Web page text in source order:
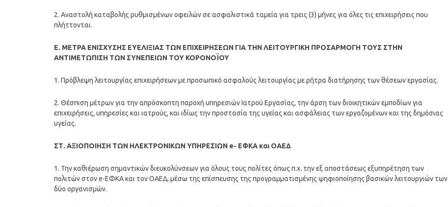
2. Αναστολή καταβολής ρυθμισμένων οφειλών σε ασφαλιστικά ταμεία για τρεις (3) μήνες για όλες τις επιχειρήσεις που
πλήττονται.
Ε. ΜΕΤΡΑ ΕΝΙΣΧΥΣΗΣ ΕΥΕΛΙΞΙΑΣ ΤΩΝ ΕΠΙΧΕΙΡΗΣΕΩΝ ΓΙΑ ΤΗΝ ΛΕΙΤΟΥΡΓΙΚΗ ΠΡΟΣΑΡΜΟΓΗ ΤΟΥΣ ΣΤΗΝ
ΑΝΤΙΜΕΤΩΠΙΣΗ ΤΩΝ ΣΥΝΕΠΕΙΩΝ ΤΟΥ ΚΟΡΟΝΟΪΟΥ
1. Πρόβλεψη λειτουργίας επιχειρήσεων με προσωπικό ασφαλούς λειτουργίας με ρήτρα διατήρησης των θέσεων εργασίας.
2. Θέσπιση μέτρων για την απρόσκοπτη παροχή υπηρεσιών Ιατρού Εργασίας, την άρση των διοικητικών εμποδίων για
επιχειρήσεις, υπηρεσίες και ιατρούς, και ιδίως την προστασία της υγείας και ασφάλειας των εργαζομένων και της δημόσιας
υγείας.
ΣΤ. ΑΞΙΟΠΟΙΗΣΗ ΤΩΝ ΗΛΕΚΤΡΟΝΙΚΩΝ ΥΠΗΡΕΣΙΩΝ e- ΕΦΚΑ και ΟΑΕΔ
1. Την καθιέρωση σημαντικών διευκολύνσεων για όλους τους πολίτες όπως π.χ. την εξ αποστάσεως εξυπηρέτηση των
πολιτών στον e-ΕΦΚΑ και τον ΟΑΕΔ, μέσω της επίσπευσης της προγραμματισμένης ψηφιοποίησης βασικών λειτουργιών των
δύο οργανισμών.